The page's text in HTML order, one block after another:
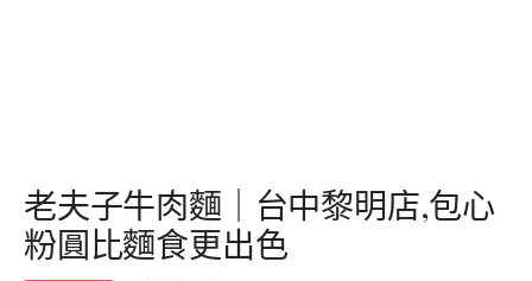
老夫子牛肉麵｜台中黎明店,包心
粉圓比麵食更出色